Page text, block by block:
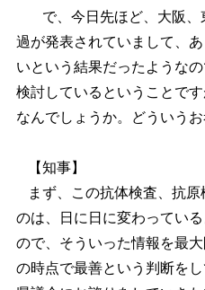
で、今日先ほど、大阪、
過が発表されていまして、
いという結果だったような
検討しているということで
なんでしょうか。どういうお
【知事】
まず、この抗体検査、抗
のは、日に日に変わってい
ので、そういった情報を最
の時点で最善という判断を